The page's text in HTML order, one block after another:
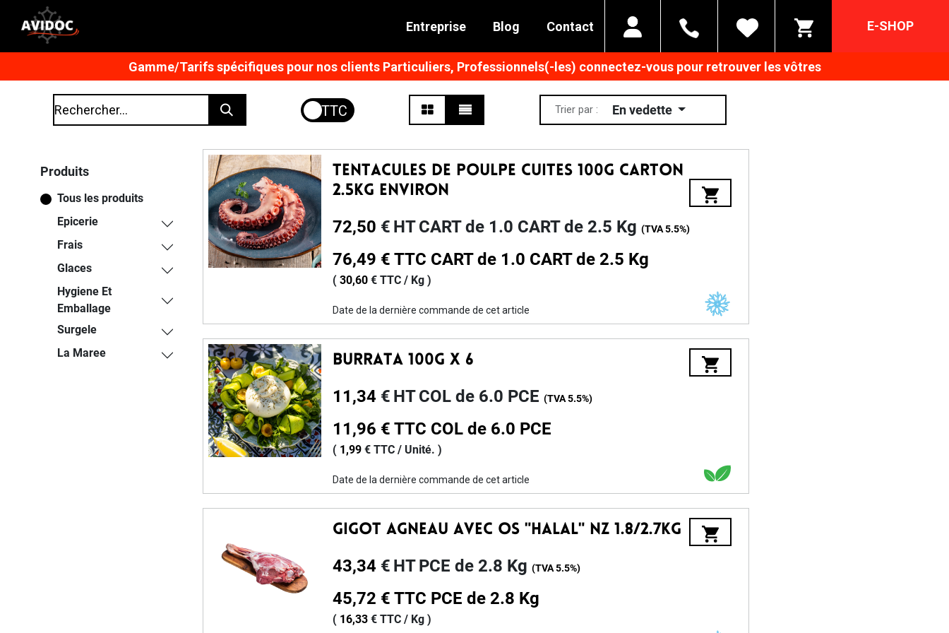
Entreprise Blog Contact E-SHOP
Gamme/Tarifs spécifiques pour nos clients Particuliers, Professionnels(-les) connectez-vous pour retrouver les vôtres
Trier par : En vedette
Produits
Tous les produits
Epicerie
Frais
Glaces
Hygiene Et
Emballage
Surgele
La Maree
Tentacules De Poulpe Cuites 100g Carton
2.5kg Environ
72,50 € HTCART de 1.0 CART de 2.5 Kg(TVA5.5%)
76,49 € TTC CART de 1.0 CART de 2.5 Kg
(30,60 € TTC / Kg )
Date de la dernière commande de cet article
Burrata 100g X 6
11,34 € HTCOL de 6.0 PCE(TVA5.5%)
11,96 € TTC COL de 6.0 PCE
( 1,99 € TTC / Unité. )
Date de la dernière commande de cet article
Gigot Agneau Avec Os "halal" Nz 1.8/2.7kg
43,34 € HTPCE de 2.8 Kg(TVA5.5%)
45,72 € TTC PCE de 2.8 Kg
( 16,33 € TTC / Kg )